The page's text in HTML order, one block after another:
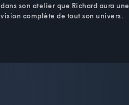
dans son atelier que Richard aura une
vision complète de tout son univers.